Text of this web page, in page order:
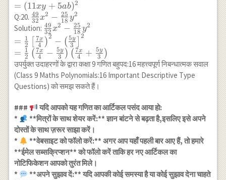
=\left(x-\frac{1}
{5}\right)^2
(5ab)^2\\ =(11xy+5ab)^2
= (11xy + 5ab)2
Q:20. \frac{49}
{32}x^2-
\frac{25}
{18}y^2
32
49 x2 − 18
25 y2
Solution: \frac{49}{32}x^2-
\frac{25}{18}y^2
\\ =\frac{1}{2}
\left[\frac{7x}
{4}\right)^2-
\left(\frac{5y}
{3}\right]^2\\
=\frac{1}
{2}\left(\frac{7x}
{4}-\frac{5y}
{3}\right)
\left(\frac{7x}
{4}+\frac{5y}
{3}\right)
32
49 x2 − 18
25 y2
= 2
1
4
7x )2 − ( 3
5y 2
= 2
1 ( 4
7x − 3
5y ) ( 4
7x + 3
5y )
उपर्युक्त उदाहरणों के द्वारा कक्षा 9 गणित बहुपद:16 महत्त्वपूर्ण निबन्धात्मक सवाल
(Class 9 Maths Polynomials:16 Important Descriptive Type
Questions) को समझ सकते हैं।
###
यदि आपको यह गणित का आर्टिकल पसंद आया हो:
*
**मित्रों के साथ शेयर करें:** ज्ञान बांटने से बढ़ता है,इसलिए इसे अपने
दोस्तों के साथ ज़रूर साझा करें।
*
**वेबसाइट को फॉलो करें:** अगर आप यहाँ पहली बार आए हैं, तो हमारे
**ईमेल सब्सक्रिप्शन** को फॉलो करें ताकि हर नए आर्टिकल का
नोटिफिकेशन आपको तुरंत मिले।
*
**अपने सुझाव दें:** यदि आपकी कोई समस्या है या कोई सुझाव देना चाहते